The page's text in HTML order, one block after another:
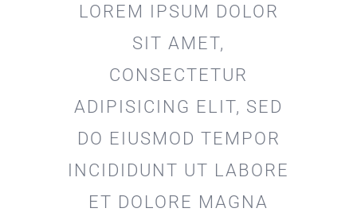
LOREM IPSUM DOLOR
SIT AMET,
CONSECTETUR
ADIPISICING ELIT, SED
DO EIUSMOD TEMPOR
INCIDIDUNT UT LABORE
ET DOLORE MAGNA